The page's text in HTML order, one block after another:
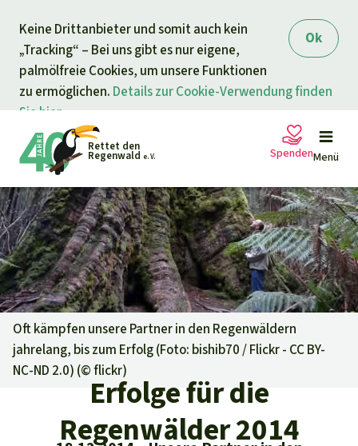
Ok
Keine Drittanbieter und somit auch kein
„Tracking“ – Bei uns gibt es nur eigene,
palmölfreie Cookies, um unsere Funktionen
zu ermöglichen. Details zur Cookie-Verwendung finden
Sie hier.
springen
Rettet den
Regenwald e. V. Menü
Petitionen
Projekte
Informieren
Aktuelles
Erfolge
Alle News
Unsere Themen
Der Regenwald
Regenwald Report
Erfolge
Shop
Spenden
Ihre Spende hilft
Allgemeine Spende
Dringender Spendenaufruf
Regenwald-Urkunden
Fragen & Antworten
Oft kämpfen unsere Partner in den Regenwäldern
jahrelang, bis zum Erfolg (Foto: bishib70 / Flickr - CC BY-
NC-ND 2.0) (©flickr)
Erfolge für die
Regenwälder 2014